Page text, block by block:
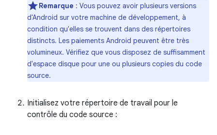
Remarque : Vous pouvez avoir plusieurs versions
d'Android sur votre machine de développement, à
condition qu'elles se trouvent dans des répertoires
distincts. Les paiements Android peuvent être très
volumineux. Vérifiez que vous disposez de suffisamment
d'espace disque pour une ou plusieurs copies du code
source.
Initialisez votre répertoire de travail pour le
contrôle du code source :